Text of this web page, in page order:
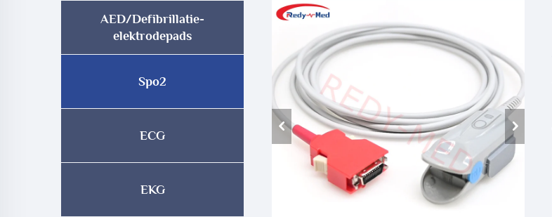
AED/Defibrillatie-
elektrodepads
Spo2
ECG
EKG